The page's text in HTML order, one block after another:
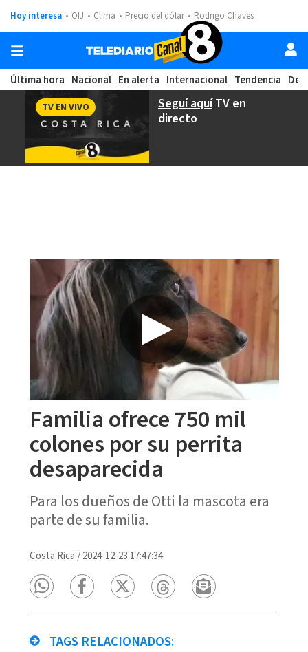
Hoy interesa OIJ Clima Precio del dólar Rodrigo Chaves
Última hora Nacional En alerta Internacional Tendencia
Seguí aquíTV en
directo
TV EN VIVO
Familia ofrece 750 mil
colones por su perrita
desaparecida
Para los dueños de Otti la mascota era
parte de su familia.
Costa Rica /2024-12-23 17:47:34
TAGS RELACIONADOS: